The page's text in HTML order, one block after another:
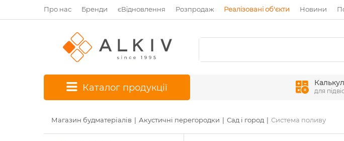
Про нас Бренди єВідновлення Розпродаж Реалізовані об'єкти Новини
Каталог продукції для
Магазин будматеріалів Акустичні перегородки Сад і город Система поливу